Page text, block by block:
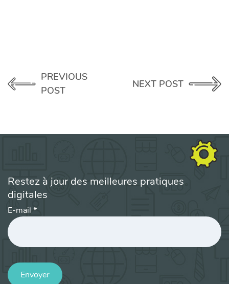
PREVIOUS
POST
NEXT POST
Restez à jour des meilleures pratiques
digitales
E-mail *
Envoyer